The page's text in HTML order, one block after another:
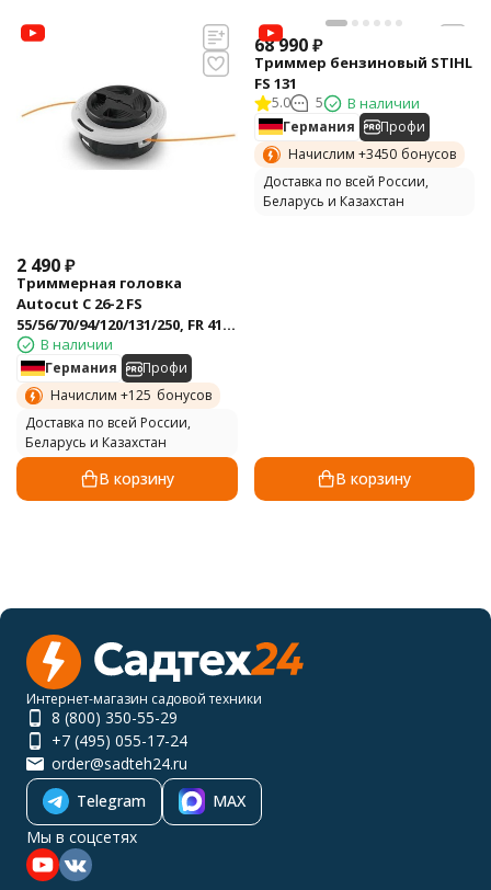
2 490₽
Триммерная головка
Autocut C 26-2 FS
55/56/70/94/120/131/250, FR 410,
FS-KM Stihl 40027102169
В наличии
Германия
Профи
Начислим +125 бонусов
Доставка по всей России,
Беларусь и Казахстан
В корзину
68 990 ₽
Триммер бензиновый STIHL
FS 131
5.0 5 В наличии
Германия
Профи
Начислим +3450 бонусов
Доставка по всей России,
Беларусь и Казахстан
В корзину
Интернет-магазин садовой техники
8 (800) 350-55-29
+7 (495) 055-17-24
order@sadteh24.ru
Telegram
MAX
Мы в соцсетях